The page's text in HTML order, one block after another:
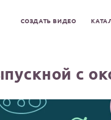
СОЗДАТЬ ВИДЕО
с